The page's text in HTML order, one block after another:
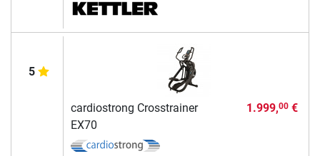
5
cardiostrong Crosstrainer
EX70
1.999,00€